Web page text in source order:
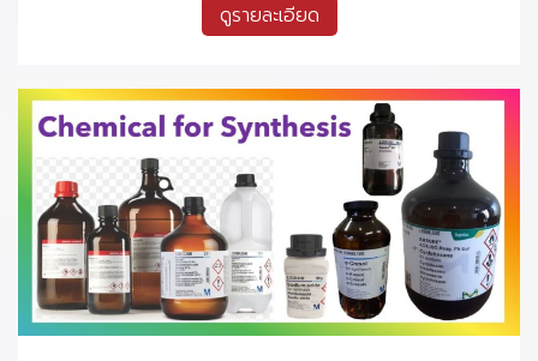
ดูรายละเอียด